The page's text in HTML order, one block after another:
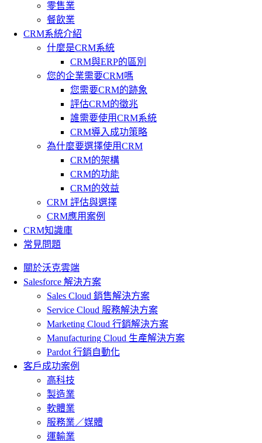
零售業
餐飲業
CRM系統介紹
什麼是CRM系統
CRM與ERP的區別
您的企業需要CRM嗎
您需要CRM的跡象
評估CRM的徵兆
誰需要使用CRM系統
CRM導入成功策略
為什麼要選擇使用CRM
CRM的架構
CRM的功能
CRM的效益
CRM 評估與選擇
CRM應用案例
CRM知識庫
常見問題
關於沃克雲端
Salesforce 解決方案
Sales Cloud 銷售解決方案
Service Cloud 服務解決方案
Marketing Cloud 行銷解決方案
Manufacturing Cloud 生產解決方案
Pardot 行銷自動化
客戶成功案例
高科技
製造業
軟體業
服務業／媒體
運輸業